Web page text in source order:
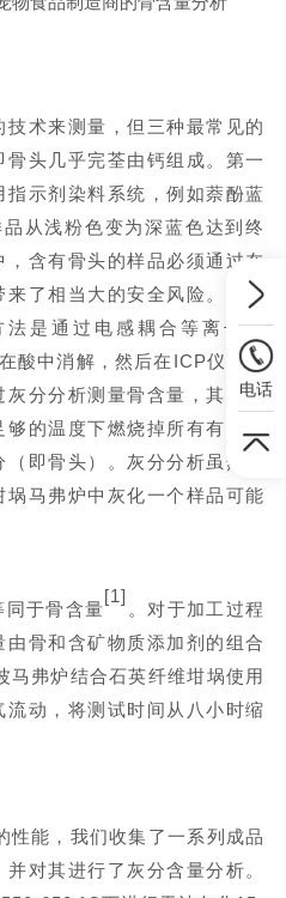
术来测量，但三种最常见的
头几乎完荃由钙组成。第一
示剂染料系统，例如萘酚蓝
从浅粉色变为深蓝色达到终
含有骨头的样品必须通过在
了相当大的安全风险。另一
是通过电感耦合等离子体
酸中消解，然后在ICP仪器中
分分析测量骨含量，其中样
的温度下燃烧掉所有有机物
即骨头）。灰分分析虽然简
马弗炉中灰化一个样品可能
同于骨含量
[1]
。 对于加工过程
骨和含矿物质添加剂的组合
弗炉结合石英纤维坩埚使用
动，将测试时间从八小时缩
性能，我们收集了一系列成品
对其进行了灰分含量分析。
电话